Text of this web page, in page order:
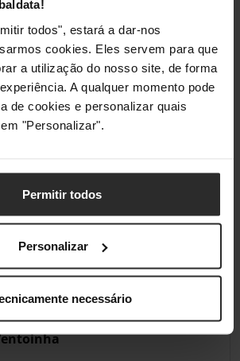
todos", estará a dar-nos
cookies. Eles servem para que
a utilização do nosso site, de forma
A qualquer momento pode
de cookies e personalizar quais
"Personalizar".
Permitir todos
Personalizar
necessário
Não
Não
Não